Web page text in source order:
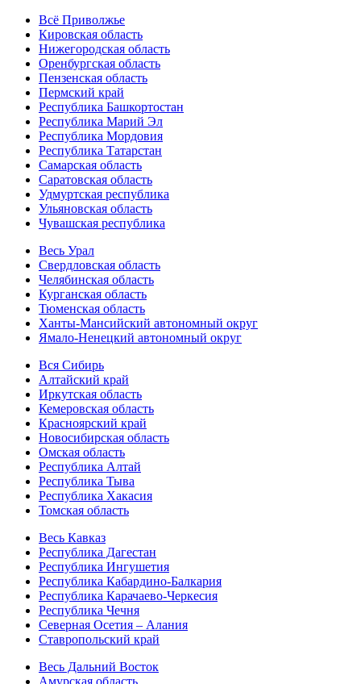
Всё Приволжье
Кировская область
Нижегородская область
Оренбургская область
Пензенская область
Пермский край
Республика Башкортостан
Республика Марий Эл
Республика Мордовия
Республика Татарстан
Самарская область
Саратовская область
Удмуртская республика
Ульяновская область
Чувашская республика
Весь Урал
Свердловская область
Челябинская область
Курганская область
Тюменская область
Ханты-Мансийский автономный округ
Ямало-Ненецкий автономный округ
Вся Сибирь
Алтайский край
Иркутская область
Кемеровская область
Красноярский край
Новосибирская область
Омская область
Республика Алтай
Республика Тыва
Республика Хакасия
Томская область
Весь Кавказ
Республика Дагестан
Республика Ингушетия
Республика Кабардино-Балкария
Республика Карачаево-Черкесия
Республика Чечня
Северная Осетия – Алания
Ставропольский край
Весь Дальний Восток
Амурская область